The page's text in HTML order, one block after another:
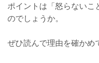
ポイントは「怒らないこ
のでしょうか。
ぜひ読んで理由を確かめ